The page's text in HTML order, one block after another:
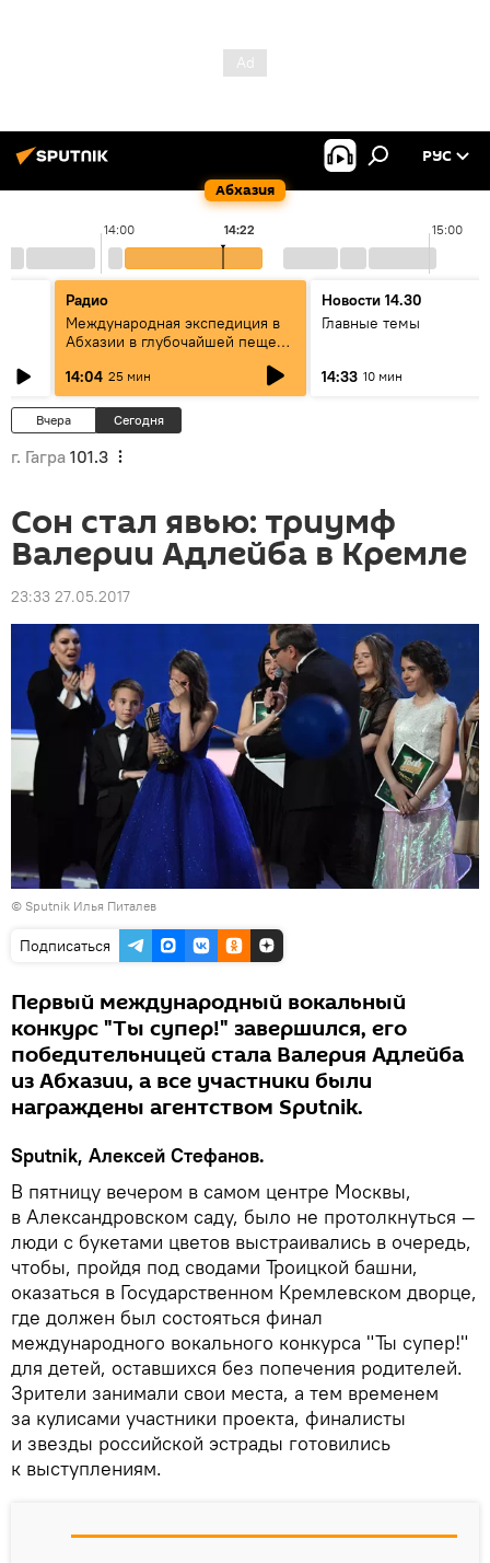
Абхазия
РУС
14:00 15:00
14:22
Радио
Международная экспедиция в
Абхазии в глубочайшей пещере
спелеологами
14:04 25 мин
Новости 14.30
Главные темы
14:33 10 мин
Вчера Сегодня
г. Гагра 101.3
Сон стал явью: триумф
Валерии Адлейба в Кремле
23:33 27.05.2017
© Sputnik Илья Питалев
Подписаться
Первый международный вокальный
конкурс "Ты супер!" завершился, его
победительницей стала Валерия Адлейба
из Абхазии, а все участники были
награждены агентством Sputnik.
Sputnik, Алексей Стефанов.
В пятницу вечером в самом центре Москвы,
в Александровском саду, было не протолкнуться —
люди с букетами цветов выстраивались в очередь,
чтобы, пройдя под сводами Троицкой башни,
оказаться в Государственном Кремлевском дворце,
где должен был состояться финал
международного вокального конкурса "Ты супер!"
для детей, оставшихся без попечения родителей.
Зрители занимали свои места, а тем временем
за кулисами участники проекта, финалисты
и звезды российской эстрады готовились
к выступлениям.